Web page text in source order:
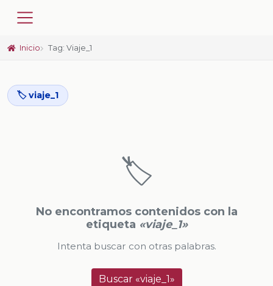
Inicio Tag: Viaje_1
🏷️ viaje_1
🏷️
No encontramos contenidos con la
etiqueta «viaje_1»
Intenta buscar con otras palabras.
Buscar «viaje_1»